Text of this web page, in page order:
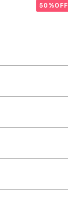
50%OFF
LEATHER